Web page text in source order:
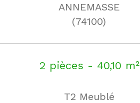
ANNEMASSE
(74100)
2 pièces - 40,10 m²
T2 Meublé